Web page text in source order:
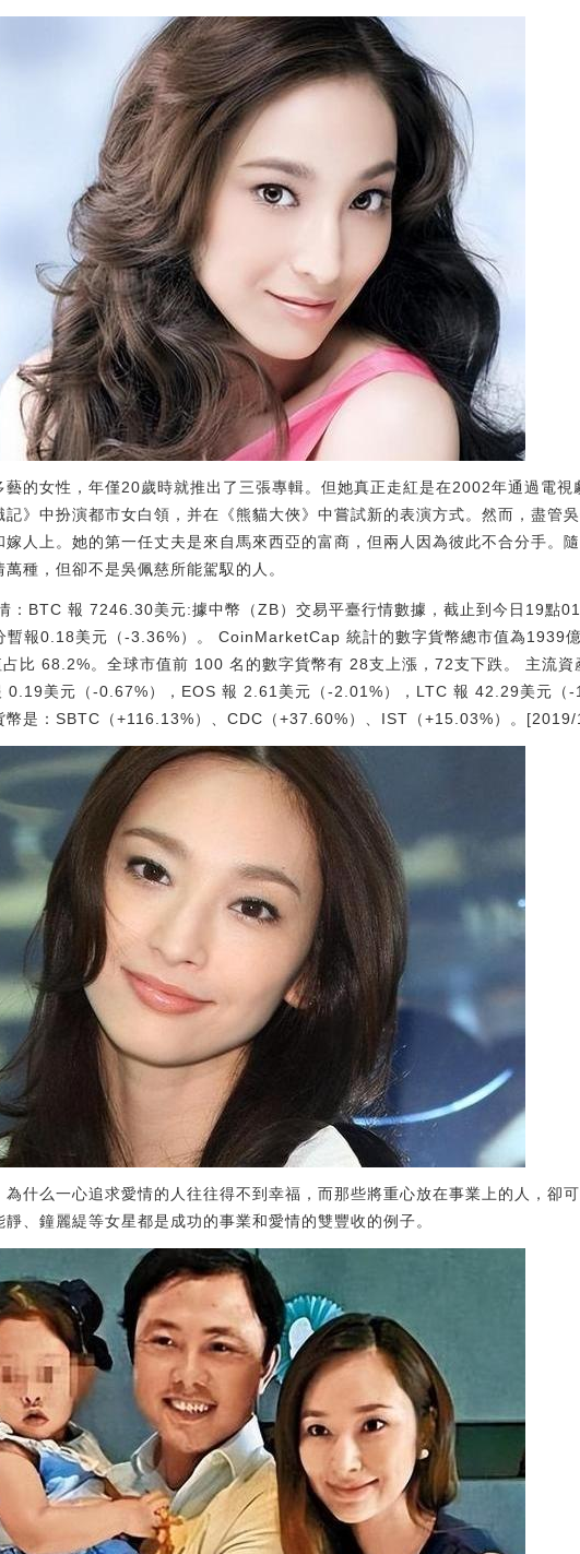
藝的女性，年僅20歲時就推出了三張專輯。但她真正走紅是在2002年通過電視
》中扮演都市女白領，并在《熊貓大俠》中嘗試新的表演方式。然而，盡管
人上。她的第一任丈夫是來自馬來西亞的富商，但兩人因為彼此不合分手。
種，但卻不是吳佩慈所能駕馭的人。
：BTC 報 7246.30美元:據中幣（ZB）交易平臺行情數據，截止到今日19點
暫報0.18美元（-3.36%）。 CoinMarketCap 統計的數字貨幣總市值為1939
比 68.2%。全球市值前 100 名的數字貨幣有 28支上漲，72支下跌。 主流
0.19美元（-0.67%），EOS 報 2.61美元（-2.01%），LTC 報 42.29美元（
幣是：SBTC（+116.13%）、CDC（+37.60%）、IST（+15.03%）。
什么一心追求愛情的人往往得不到幸福，而那些將重心放在事業上的人，卻
、鐘麗緹等女星都是成功的事業和愛情的雙豐收的例子。